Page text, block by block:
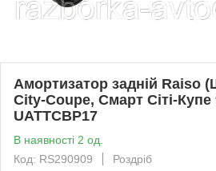
Амортизатор задній Raiso
City-Coupe, Смарт Сіті-Купе
UATTCBP17
В наявності 2 од.
Код: RS290909
Роздріб